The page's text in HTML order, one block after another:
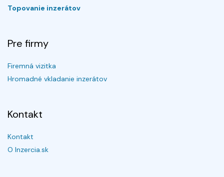
Topovanie inzerátov
Pre firmy
Firemná vizitka
Hromadné vkladanie inzerátov
Kontakt
Kontakt
O Inzercia.sk